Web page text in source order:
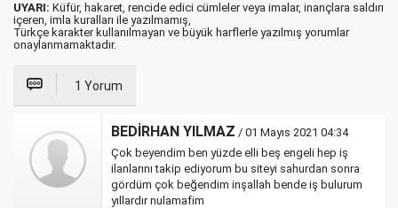
UYARI: Küfür, hakaret, rencide edici cümleler veya imalar, inançlara saldırı
içeren, imla kuralları ile yazılmamış,
Türkçe karakter kullanılmayan ve büyük harflerle yazılmış yorumlar
onaylanmamaktadır.
1 Yorum
BEDİRHAN YILMAZ / 01 Mayıs 2021 04:34
Çok beyendim ben yüzde elli beş engeli hep iş
ilanlarını takip ediyorum bu siteyi sahurdan sonra
gördüm çok beğendim inşallah bende iş bulurum
yıllardır nulamafim